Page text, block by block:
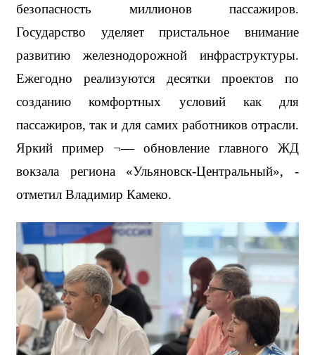
безопасность миллионов пассажиров.
Государство уделяет пристальное внимание
развитию железнодорожной инфраструктуры.
Ежегодно реализуются десятки проектов по
созданию комфортных условий как для
пассажиров, так и для самих работников отрасли.
Яркий пример ¬— обновление главного ЖД
вокзала региона «Ульяновск-Центральный», -
отметил Владимир Камеко.